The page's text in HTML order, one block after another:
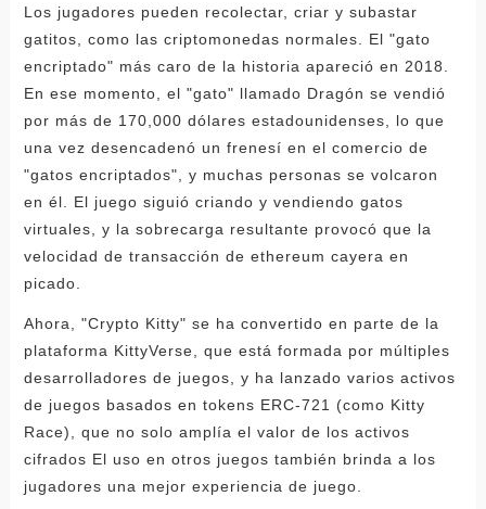
Los jugadores pueden recolectar, criar y subastar
gatitos, como las criptomonedas normales. El "gato
encriptado" más caro de la historia apareció en 2018.
En ese momento, el "gato" llamado Dragón se vendió
por más de 170,000 dólares estadounidenses, lo que
una vez desencadenó un frenesí en el comercio de
"gatos encriptados", y muchas personas se volcaron
en él. El juego siguió criando y vendiendo gatos
virtuales, y la sobrecarga resultante provocó que la
velocidad de transacción de ethereum cayera en
picado.
Ahora, "Crypto Kitty" se ha convertido en parte de la
plataforma KittyVerse, que está formada por múltiples
desarrolladores de juegos, y ha lanzado varios activos
de juegos basados ​​en tokens ERC-721 (como Kitty
Race), que no solo amplía el valor de los activos
cifrados El uso en otros juegos también brinda a los
jugadores una mejor experiencia de juego.